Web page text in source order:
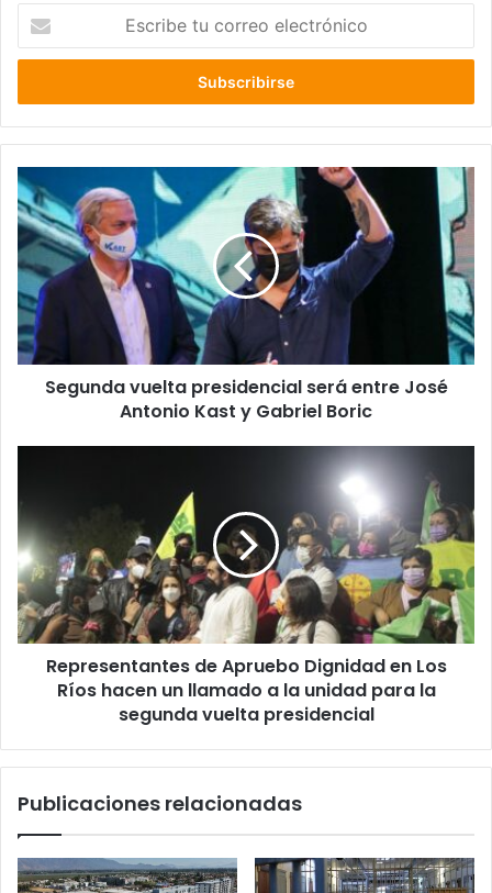
correo
Segunda
vuelta
presidencial
será
entre
José
Antonio
Kast
y
GabrielSegunda vuelta presidencial será entre José
Antonio Kast y Gabriel Boric
Apruebo
Dignidad
en
Los
Ríos
hacen
un
llamado
para
segunda
Representantes de Apruebo Dignidad en Los
Ríos hacen un llamado a la unidad para la
segunda vuelta presidencial
Publicaciones relacionadas